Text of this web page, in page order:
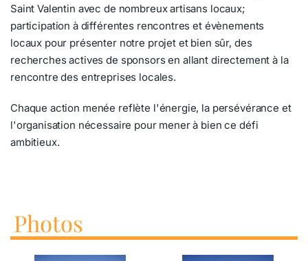
Saint Valentin avec de nombreux artisans locaux;
participation à différentes rencontres et évènements
locaux pour présenter notre projet et bien sûr, des
recherches actives de sponsors en allant directement à la
rencontre des entreprises locales.
Chaque action menée reflète l'énergie, la persévérance et
l'organisation nécessaire pour mener à bien ce défi
ambitieux.
Photos